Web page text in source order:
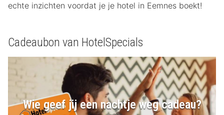
echte inzichten voordat je je hotel in Eemnes boekt!
Cadeaubon van HotelSpecials
Wie geef jij een nachtje weg cadeau?